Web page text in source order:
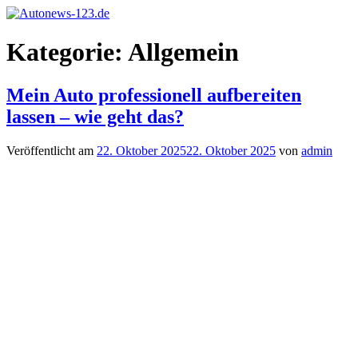
Zum
springen
123.de
mit
Kategorie: Allgemein
Mein Auto professionell aufbereiten
lassen – wie geht das?
Veröffentlicht am 22. Oktober 202522. Oktober 2025 von admin